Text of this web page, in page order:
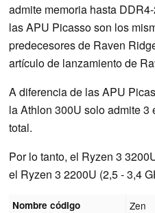
admite memoria hasta
las APU Picasso son los
predecesores de Raven
artículo de lanzamiento de
A diferencia de las APU
la Athlon 300U solo admite 3
total.
Por lo tanto, el Ryzen 3
el Ryzen 3 2200U (2,5 - 3,4
Nombre código Zen